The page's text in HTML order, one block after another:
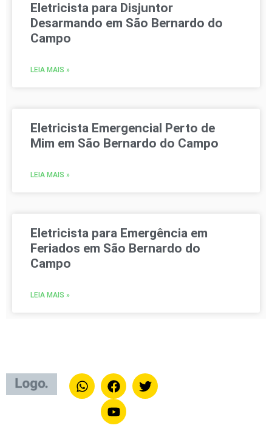
Eletricista para Disjuntor
Desarmando em São Bernardo do
Campo
LEIA MAIS »
Eletricista Emergencial Perto de
Mim em São Bernardo do Campo
LEIA MAIS »
Eletricista para Emergência em
Feriados em São Bernardo do
Campo
LEIA MAIS »